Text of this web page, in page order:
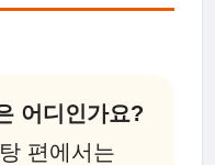
어디인가요?
편에서는